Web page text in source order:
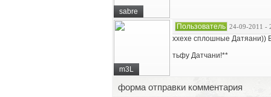
sabre
m3L
Пользователь 24-09-2011 -
ххехе сплошные Датяани))
тьфу Датчани!**
форма отправки комментария